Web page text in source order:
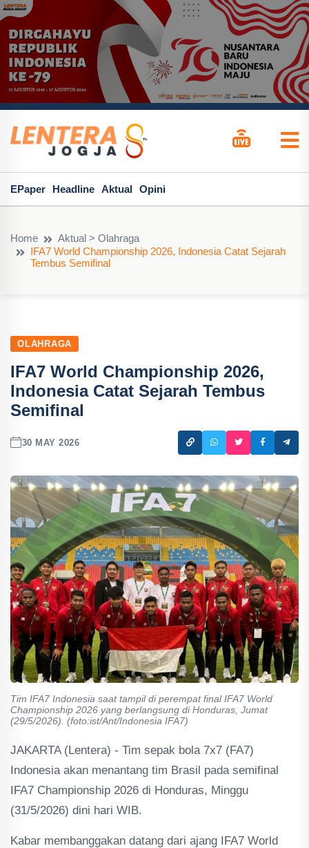
EPaper Headline Aktual Opini
Home
Aktual > Olahraga
IFA7 World Championship 2026, Indonesia Catat Sejarah
Tembus Semifinal
OLAHRAGA
IFA7 World Championship 2026,
Indonesia Catat Sejarah Tembus
Semifinal
30 MAY 2026
Tim IFA7 Indonesia saat tampil di perempat final IFA7 World
Championship 2026 yang berlangsung di Honduras, Jumat
(29/5/2026). (foto:ist/Ant/Indonesia IFA7)
JAKARTA (Lentera) - Tim sepak bola 7x7 (FA7)
Indonesia akan menantang tim Brasil pada semifinal
IFA7 Championship 2026 di Honduras, Minggu
(31/5/2026) dini hari WIB.
Kabar membanggakan datang dari ajang IFA7 World